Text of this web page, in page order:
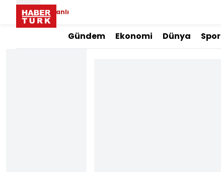
Canlı
Gündem Ekonomi Dünya Spor